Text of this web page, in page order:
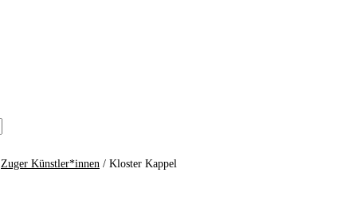
Zuger Künstler*innen / Kloster Kappel